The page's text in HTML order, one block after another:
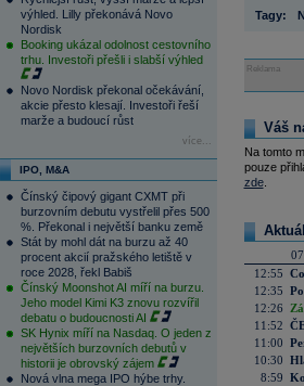
výhled. Lilly překonává Novo
Nordisk
Booking ukázal odolnost cestovního
trhu. Investoři přešli i slabší výhled
Novo Nordisk překonal očekávání,
akcie přesto klesají. Investoři řeší
marže a budoucí růst
více...
IPO, M&A
Čínský čipový gigant CXMT při
burzovním debutu vystřelil přes 500
%. Překonal i největší banku země
Stát by mohl dát na burzu až 40
procent akcií pražského letiště v
roce 2028, řekl Babiš
Čínský Moonshot AI míří na burzu.
Jeho model Kimi K3 znovu rozvířil
debatu o budoucnosti AI
SK Hynix míří na Nasdaq. O jeden z
největších burzovních debutů v
historii je obrovský zájem
Nová vlna mega IPO hýbe trhy.
Tagy:
Reklama
Váš
Na tomto
pouze
zde.
12:55
12:35
12:26
11:52
11:00
10:30
8:59